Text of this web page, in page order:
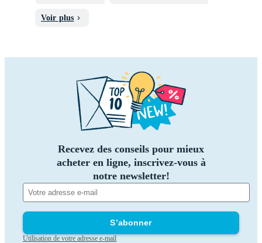
Voir plus
Recevez des conseils pour mieux
acheter en ligne, inscrivez-vous à
notre newsletter!
S’abonner
Utilisation de votre adresse e-mail